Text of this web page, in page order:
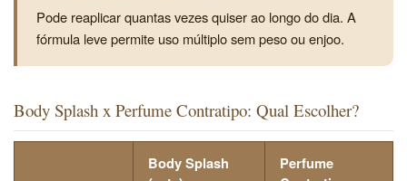
Pode reaplicar quantas vezes quiser ao longo do dia. A
fórmula leve permite uso múltiplo sem peso ou enjoo.
Body Splash x Perfume Contratipo: Qual Escolher?
Body Splash
Perfume